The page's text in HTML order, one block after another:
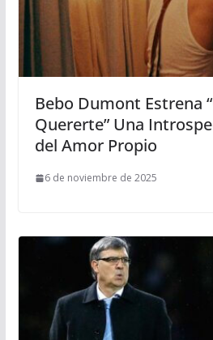
Bebo Dumont Estrena
Quererte” Una
del Amor Propio
6 de noviembre de 2025